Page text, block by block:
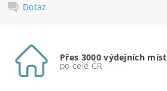
Dotaz
Přes 3000 výdejních míst
po celé ČR